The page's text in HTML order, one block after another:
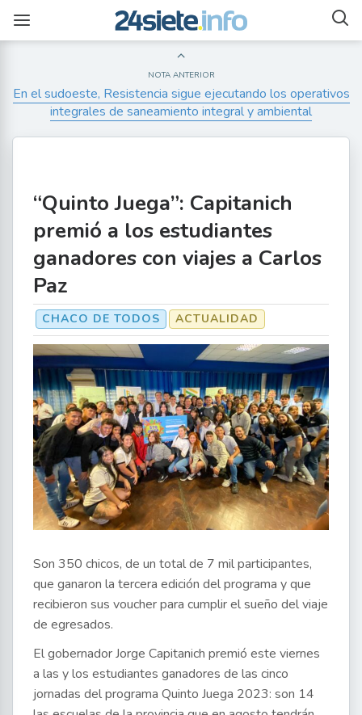
NOTA ANTERIOR
En el sudoeste, Resistencia sigue ejecutando los operativos
integrales de saneamiento integral y ambiental
“Quinto Juega”: Capitanich
premió a los estudiantes
ganadores con viajes a Carlos
Paz
CHACO DE TODOS ACTUALIDAD
Son 350 chicos, de un total de 7 mil participantes,
que ganaron la tercera edición del programa y que
recibieron sus voucher para cumplir el sueño del viaje
de egresados.
El gobernador Jorge Capitanich premió este viernes
a las y los estudiantes ganadores de las cinco
jornadas del programa Quinto Juega 2023: son 14